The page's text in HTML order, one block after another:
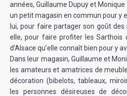
années, Guillaume Dupuy et
un petit magasin en commun pour y
lui, pour faire partager son goût
elle, pour faire profiter les Sarthois
d’Alsace qu’elle connaît bien pour y
Dans leur magasin, Guillaume et
les amateurs et amatrices de
décoration (bibelots, tableaux,
les personnes désireuses de